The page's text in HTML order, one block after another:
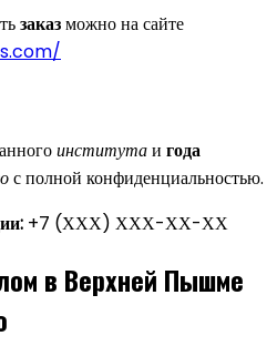
заказможно на сайте
институтаи года
с полной конфиденциальностью.
+7 (ХХХ) ХХХ-ХХ-ХХ
в Верхней Пышме